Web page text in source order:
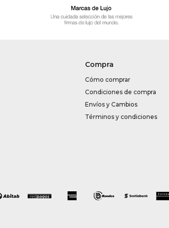
Compra
Cómo comprar
Condiciones de compra
Envíos y Cambios
Términos y condiciones